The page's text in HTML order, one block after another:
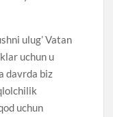
ulug’ Vatan
uchun u
davrda biz
uchun